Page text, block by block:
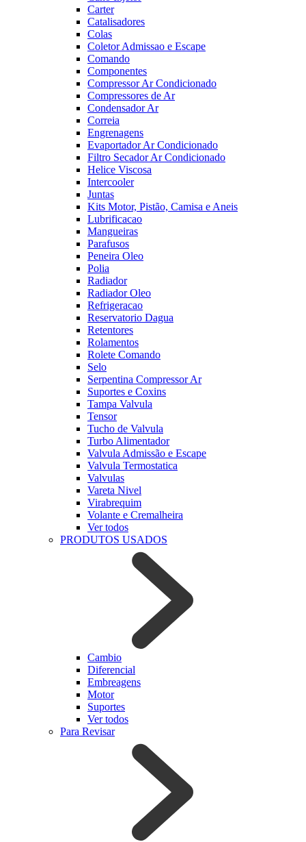
Carter
Catalisadores
Colas
Coletor Admissao e Escape
Comando
Componentes
Compressor Ar Condicionado
Compressores de Ar
Condensador Ar
Correia
Engrenagens
Evaportador Ar Condicionado
Filtro Secador Ar Condicionado
Helice Viscosa
Intercooler
Juntas
Kits Motor, Pistão, Camisa e Aneis
Lubrificacao
Mangueiras
Parafusos
Peneira Oleo
Polia
Radiador
Radiador Oleo
Refrigeracao
Reservatorio Dagua
Retentores
Rolamentos
Rolete Comando
Selo
Serpentina Compressor Ar
Suportes e Coxins
Tampa Valvula
Tensor
Tucho de Valvula
Turbo Alimentador
Valvula Admissão e Escape
Valvula Termostatica
Valvulas
Vareta Nivel
Virabrequim
Volante e Cremalheira
Ver todos
PRODUTOS USADOS
Cambio
Diferencial
Embreagens
Motor
Suportes
Ver todos
Para Revisar